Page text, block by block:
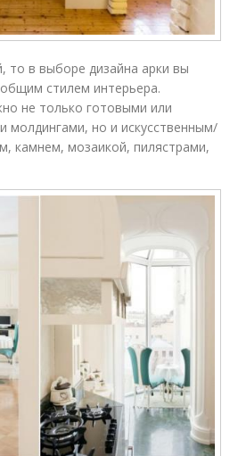
то в выборе дизайна арки вы
стилем интерьера.
не только готовыми или
молдингами, но и искусственным/
камнем, мозаикой, пилястрами,